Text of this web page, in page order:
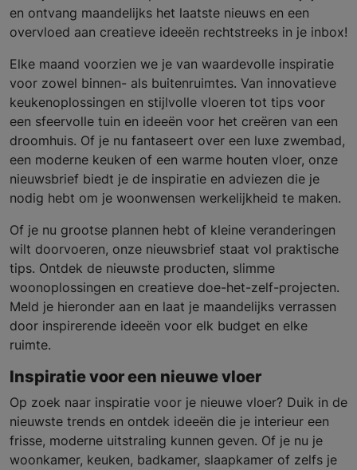
en ontvang maandelijks het laatste nieuws en een
overvloed aan creatieve ideeën rechtstreeks in je inbox!
Elke maand voorzien we je van waardevolle inspiratie
voor zowel binnen- als buitenruimtes. Van innovatieve
keukenoplossingen en stijlvolle vloeren tot tips voor
een sfeervolle tuin en ideeën voor het creëren van een
droomhuis. Of je nu fantaseert over een luxe zwembad,
een moderne keuken of een warme houten vloer, onze
nieuwsbrief biedt je de inspiratie en adviezen die je
nodig hebt om je woonwensen werkelijkheid te maken.
Of je nu grootse plannen hebt of kleine veranderingen
wilt doorvoeren, onze nieuwsbrief staat vol praktische
tips. Ontdek de nieuwste producten, slimme
woonoplossingen en creatieve doe-het-zelf-projecten.
Meld je hieronder aan en laat je maandelijks verrassen
door inspirerende ideeën voor elk budget en elke
ruimte.
Inspiratie voor een nieuwe vloer
Op zoek naar inspiratie voor je nieuwe vloer? Duik in de
nieuwste trends en ontdek ideeën die je interieur een
frisse, moderne uitstraling kunnen geven. Of je nu je
woonkamer, keuken, badkamer, slaapkamer of zelfs je